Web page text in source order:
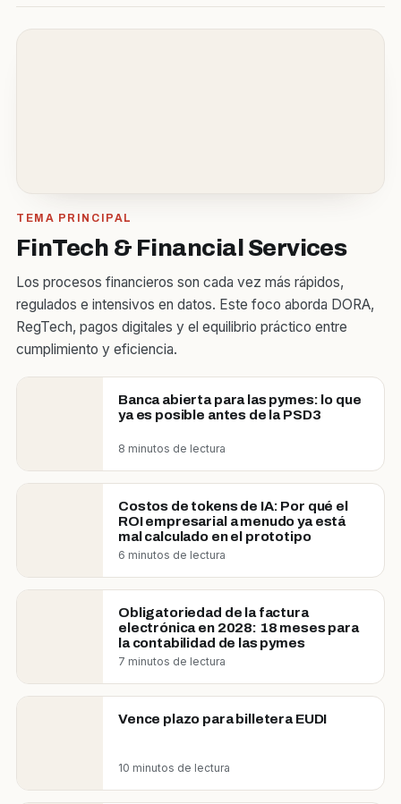
TEMA PRINCIPAL
FinTech & Financial Services
Los procesos financieros son cada vez más rápidos,
regulados e intensivos en datos. Este foco aborda DORA,
RegTech, pagos digitales y el equilibrio práctico entre
cumplimiento y eficiencia.
Banca abierta para las pymes: lo que
ya es posible antes de la PSD3
8 minutos de lectura
Costos de tokens de IA: Por qué el
ROI empresarial a menudo ya está
mal calculado en el prototipo
6 minutos de lectura
Obligatoriedad de la factura
electrónica en 2028: 18 meses para
la contabilidad de las pymes
7 minutos de lectura
Vence plazo para billetera EUDI
10 minutos de lectura